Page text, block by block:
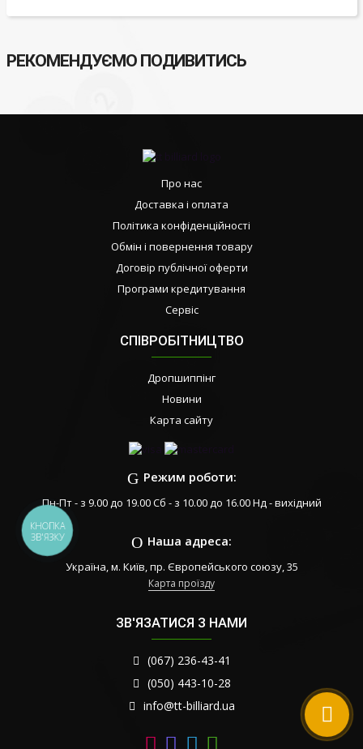
РЕКОМЕНДУЄМО ПОДИВИТИСЬ
Про нас
Доставка і оплата
Політика конфіденційності
Обмін і повернення товару
Договір публічної оферти
Програми кредитування
Сервіс
СПІВРОБІТНИЦТВО
Дропшиппінг
Новини
Карта сайту
Режим роботи:
Пн-Пт - з 9.00 до 19.00 Сб - з 10.00 до 16.00 Нд - вихідний
Наша адреса:
Україна, м. Київ, пр. Європейського союзу, 35
Карта проїзду
ЗВ'ЯЗАТИСЯ З НАМИ
(067) 236-43-41
(050) 443-10-28
info@tt-billiard.ua
КНОПКА
ЗВ'ЯЗКУ